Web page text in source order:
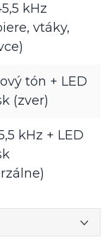
kHz
vtáky,
tón + LED
(zver)
kHz + LED